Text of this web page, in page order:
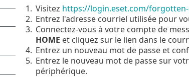
1. Visitez https://login.eset.com/
2. Entrez l'adresse courriel utilisée pour
3. Connectez-vous à votre compte de
HOME et cliquez sur le lien dans le
4. Entrez un nouveau mot de passe et
5. Entrez le nouveau mot de passe sur
périphérique.